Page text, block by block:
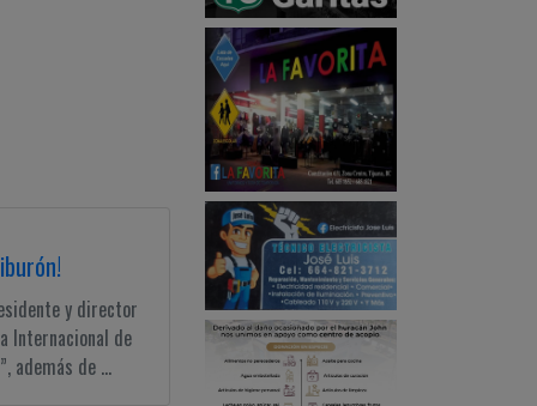
y director
Internacional de
además de ...